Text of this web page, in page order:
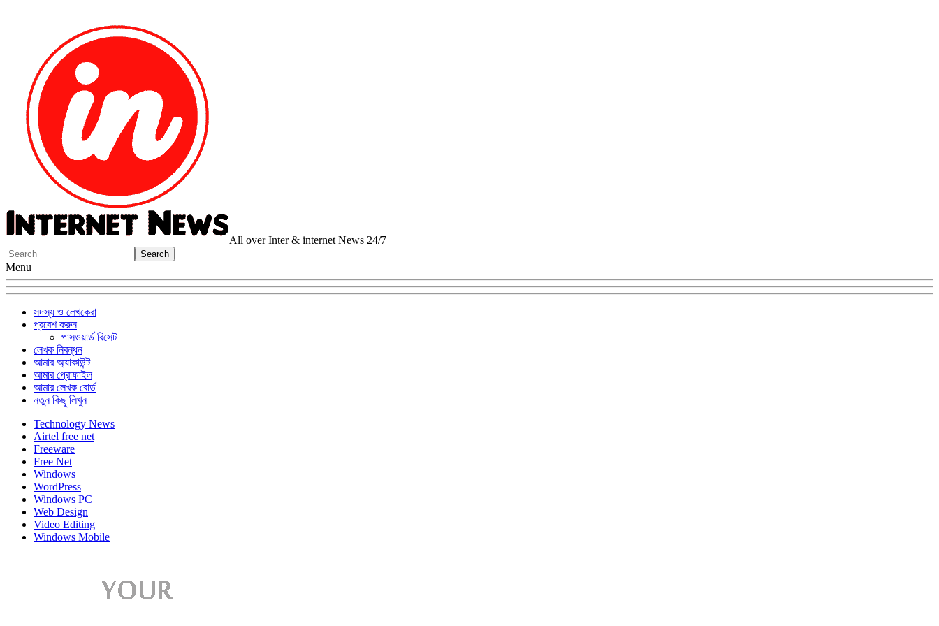
All over Inter & internet News 24/7
Menu
সদস্য ও লেখকেরা
প্রবেশ করুন
পাসওয়ার্ড রিসেট
লেখক নিবন্ধন
আমার অ্যাকাউন্ট
আমার প্রোফাইল
আমার লেখক বোর্ড
নতুন কিছু লিখুন
Technology News
Airtel free net
Freeware
Free Net
Windows
WordPress
Windows PC
Web Design
Video Editing
Windows Mobile